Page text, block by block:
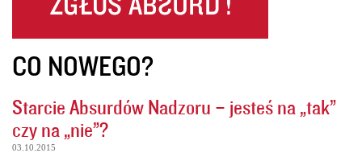
CO NOWEGO?
Starcie Absurdów Nadzoru – jesteś na „tak”
czy na „nie”?
03.10.2015